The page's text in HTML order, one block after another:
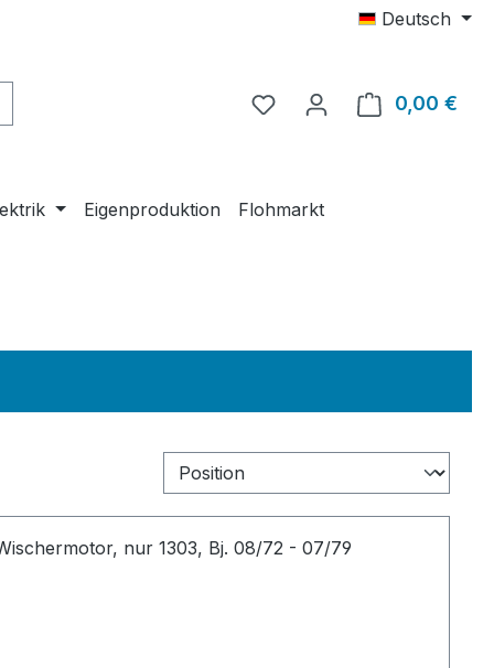
Deutsch
0,00 €
Eigenproduktion Flohmarkt